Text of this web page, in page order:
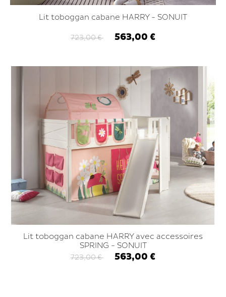
Lit toboggan cabane HARRY - SONUIT
723,00 € 563,00 €
Lit toboggan cabane HARRY avec accessoires
SPRING - SONUIT
723,00 € 563,00 €